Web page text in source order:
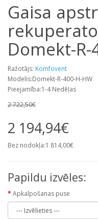
Gaisa
Domekt-R-
Ražotājs: Komfovent
Modelis:Domekt-R-400-H-HW
Pieejamība:1-4 Nedēļas
2 722,50€
2 194,94€
Bez nodokļa:1 814,00€
Papildu izvēles:
Apkalpošanas puse